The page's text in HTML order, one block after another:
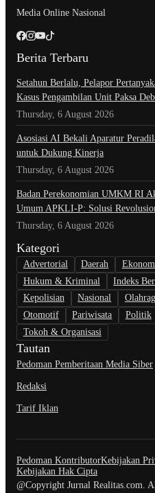
Media Online Nasional
Berita Terbaru
Setahun Berlalu, Pelapor
Kasus Pengambilan Unit Paksa
Thursday, 6 August 2026
Asosiasi AI Bekali Aparatur
untuk Dukung Kinerja
Thursday, 6 August 2026
Badan Perekonomian UMKM RI
Umum APKLI-P: Solusi
Thursday, 6 August 2026
Kategori
Advertorial Daerah
Hukum & Kriminal
Indeks
Kepolisian
Nasional
Otomotif
Pariwisata Politik
Tokoh & Organisasi
Tautan
Pedoman Pemberitaan Media Siber
Redaksi
Tarif Iklan
Pedoman KontributorKebijakan
Kebijakan Hak Cipta
@Copyright Jurnal Realitas.com.